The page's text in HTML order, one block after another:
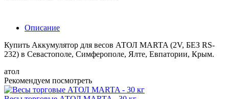
Описание
Купить Аккумулятор для весов АТОЛ MARTA (2V, БЕЗ RS-
232) в Севастополе, Симферополе, Ялте, Евпатории, Крым.
атол
Рекомендуем посмотреть